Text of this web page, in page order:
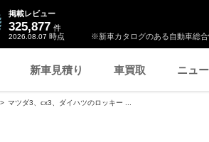
※新車カタログのある自動車総合
掲載レビュー
325,877 件
2026.08.07 時点
新車見積り 車買取 ニュ
マツダ3、cx3、ダイハツのロッキー ...